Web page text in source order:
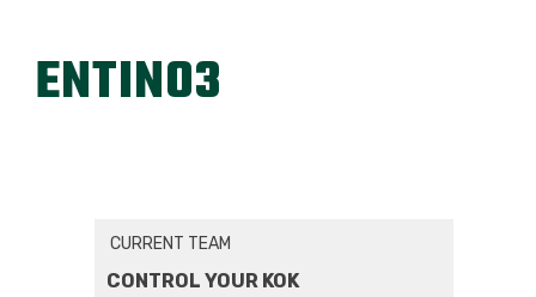
ENTIN03
CURRENT TEAM
CONTROL YOUR KOK